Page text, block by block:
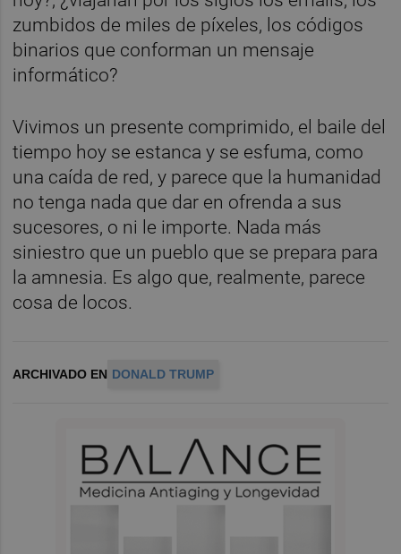
zumbidos de miles de píxeles, los códigos
binarios que conforman un mensaje
informático?
Vivimos un presente comprimido, el baile del
tiempo hoy se estanca y se esfuma, como
una caída de red, y parece que la humanidad
no tenga nada que dar en ofrenda a sus
sucesores, o ni le importe. Nada más
siniestro que un pueblo que se prepara para
la amnesia. Es algo que, realmente, parece
cosa de locos.
ARCHIVADO EN DONALD TRUMP